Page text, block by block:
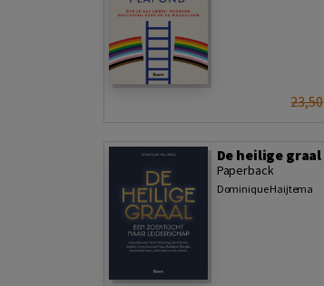
23,50
De heilige graal
Dominique Haijtema
Paperback